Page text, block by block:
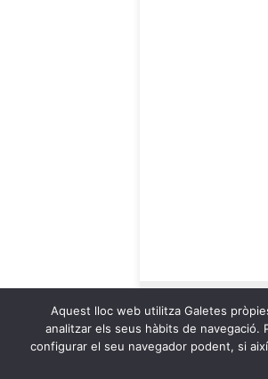
Aquest lloc web utilitza Galetes
analitzar els seus hàbits de navegació.
configurar el seu navegador podent, si